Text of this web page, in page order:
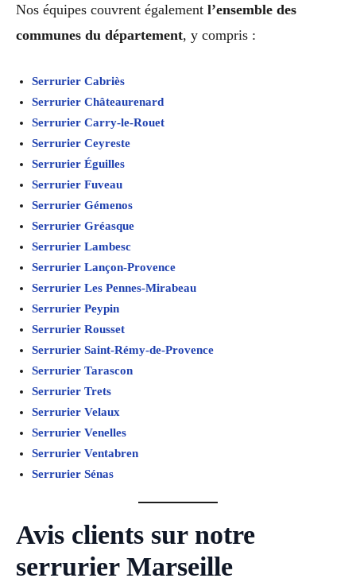
Nos équipes couvrent également l’ensemble des
communes du département, y compris :
Serrurier Cabriès
Serrurier Châteaurenard
Serrurier Carry-le-Rouet
Serrurier Ceyreste
Serrurier Éguilles
Serrurier Fuveau
Serrurier Gémenos
Serrurier Gréasque
Serrurier Lambesc
Serrurier Lançon-Provence
Serrurier Les Pennes-Mirabeau
Serrurier Peypin
Serrurier Rousset
Serrurier Saint-Rémy-de-Provence
Serrurier Tarascon
Serrurier Trets
Serrurier Velaux
Serrurier Venelles
Serrurier Ventabren
Serrurier Sénas
Avis clients sur notre
serrurier Marseille